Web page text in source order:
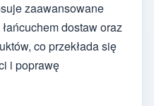
zaawansowane
dostaw oraz
co przekłada się
i poprawę